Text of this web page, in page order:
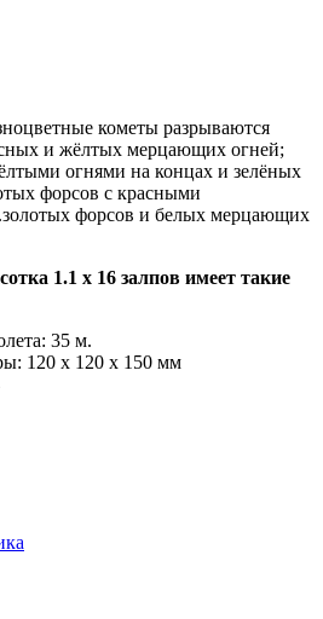
кометы разрываются
и жёлтых мерцающих огней;
огнями на концах и зелёных
форсов с красными
форсов и белых мерцающих
1.1 х 16 залпов имеет такие
35 м.
120 х 120 х 150 мм